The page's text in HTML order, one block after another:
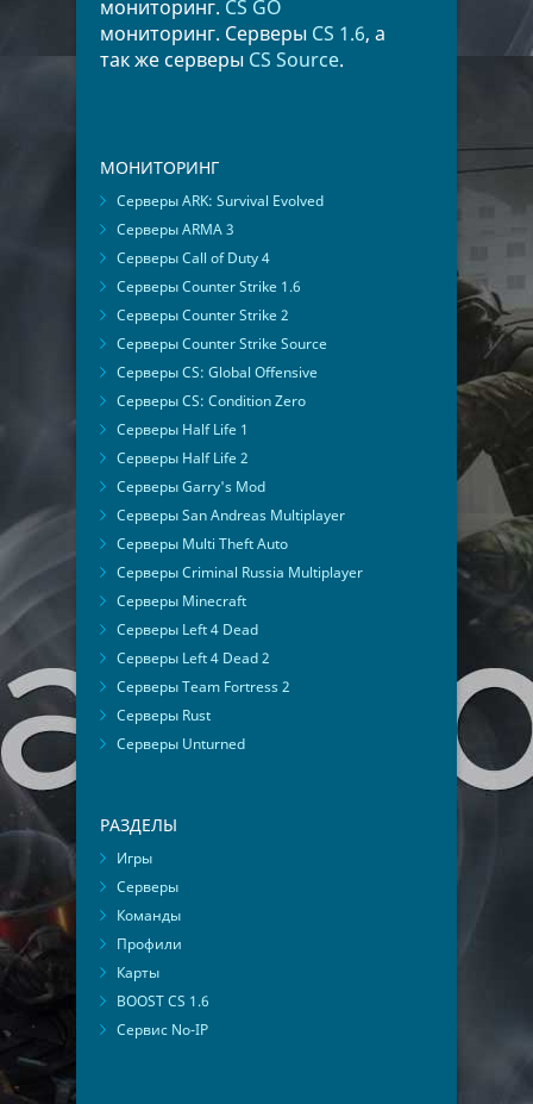
мониторинг. CS GO
мониторинг. Серверы CS 1.6, а
так же серверы CS Source.
МОНИТОРИНГ
Серверы ARK: Survival Evolved
Серверы ARMA 3
Серверы Call of Duty 4
Серверы Counter Strike 1.6
Серверы Counter Strike 2
Серверы Counter Strike Source
Серверы CS: Global Offensive
Серверы CS: Condition Zero
Серверы Half Life 1
Серверы Half Life 2
Серверы Garry's Mod
Серверы San Andreas Multiplayer
Серверы Multi Theft Auto
Серверы Criminal Russia Multiplayer
Серверы Minecraft
Серверы Left 4 Dead
Серверы Left 4 Dead 2
Серверы Team Fortress 2
Серверы Rust
Серверы Unturned
РАЗДЕЛЫ
Игры
Серверы
Команды
Профили
Карты
BOOST CS 1.6
Сервис No-IP